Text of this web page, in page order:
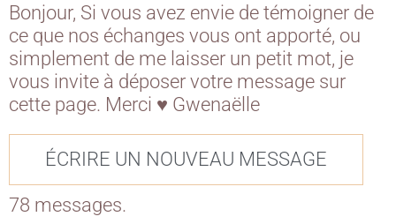
Bonjour, Si vous avez envie de témoigner de
ce que nos échanges vous ont apporté, ou
simplement de me laisser un petit mot, je
vous invite à déposer votre message sur
cette page. Merci ♥ Gwenaëlle
78 messages.